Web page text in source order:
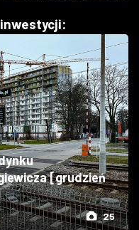
[grudzień
25